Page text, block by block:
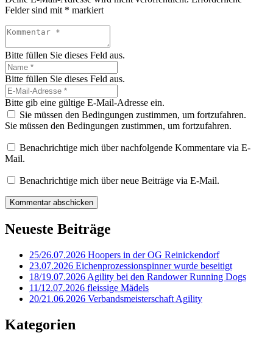
Felder sind mit * markiert
Bitte füllen Sie dieses Feld aus.
Bitte füllen Sie dieses Feld aus.
Bitte gib eine gültige E-Mail-Adresse ein.
Sie müssen den Bedingungen zustimmen, um fortzufahren.
Sie müssen den Bedingungen zustimmen, um fortzufahren.
Benachrichtige mich über nachfolgende Kommentare via E-
Mail.
Benachrichtige mich über neue Beiträge via E-Mail.
Kommentar abschicken
Neueste Beiträge
25/26.07.2026 Hoopers in der OG Reinickendorf
23.07.2026 Eichenprozessionspinner wurde beseitigt
18/19.07.2026 Agility bei den Randower Running Dogs
11/12.07.2026 fleissige Mädels
20/21.06.2026 Verbandsmeisterschaft Agility
Kategorien